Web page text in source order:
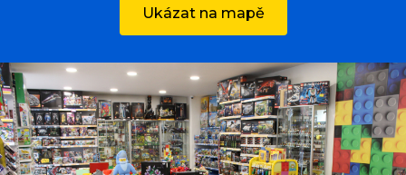
Ukázat na mapě